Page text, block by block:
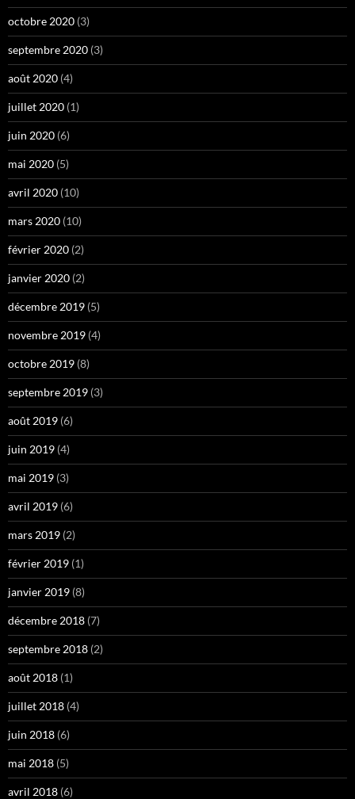
octobre 2020 (3)
septembre 2020 (3)
août 2020 (4)
juillet 2020 (1)
juin 2020 (6)
mai 2020 (5)
avril 2020 (10)
mars 2020 (10)
février 2020 (2)
janvier 2020 (2)
décembre 2019 (5)
novembre 2019 (4)
octobre 2019 (8)
septembre 2019 (3)
août 2019 (6)
juin 2019 (4)
mai 2019 (3)
avril 2019 (6)
mars 2019 (2)
février 2019 (1)
janvier 2019 (8)
décembre 2018 (7)
septembre 2018 (2)
août 2018 (1)
juillet 2018 (4)
juin 2018 (6)
mai 2018 (5)
avril 2018 (6)